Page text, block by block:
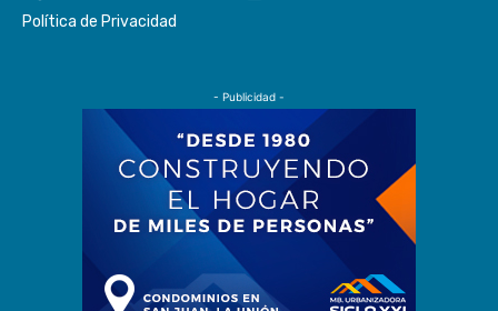
Política de Privacidad
- Publicidad -